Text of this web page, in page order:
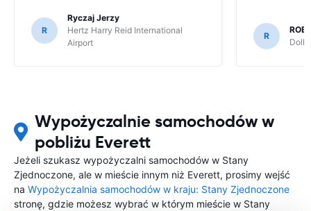
R
Ryczaj Jerzy
Hertz Harry Reid International
Airport
R
Wypożyczalnie samochodów w
pobliżu Everett
Jeżeli szukasz wypożyczalni samochodów w Stany
Zjednoczone, ale w mieście innym niż Everett, prosimy wejść
na Wypożyczalnia samochodów w kraju: Stany Zjednoczone
stronę, gdzie możesz wybrać w którym mieście w Stany